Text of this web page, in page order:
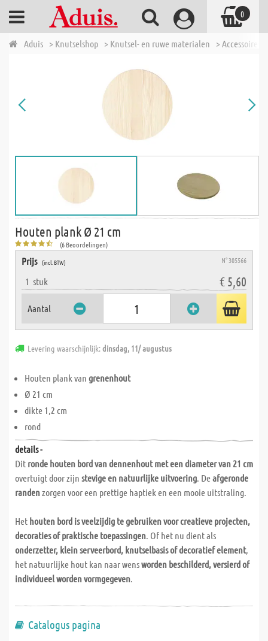
Aduis > Knutselshop > Knutsel- en ruwe materialen > Accessoires
Houten plank Ø 21 cm
(6 Beoordelingen)
Prijs (incl. BTW) N° 305566
1 stuk € 5,60
Aantal
Levering waarschijnlijk:dinsdag, 11/ augustus
Houten plank van grenenhout
Ø 21 cm
dikte 1,2 cm
rond
details -
Dit ronde houten bord van dennenhout met een diameter van 21 cm
overtuigt door zijn stevige en natuurlijke uitvoering. Deafgeronde
randenzorgen voor een prettige haptiek en een mooie uitstraling.
Het houten bord is veelzijdig te gebruiken voor creatieve projecten,
decoraties of praktische toepassingen. Of het nu dient als
onderzetter, klein serveerbord, knutselbasis of decoratief element,
het natuurlijke hout kan naar wensworden beschilderd, versierd of
individueel worden vormgegeven.
Catalogus pagina
0